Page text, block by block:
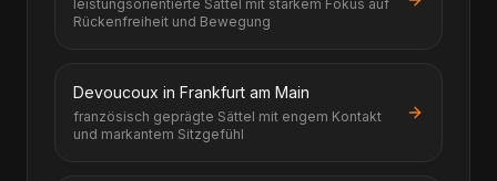
leistungsorientierte Sättel mit starkem Fokus auf
Rückenfreiheit und Bewegung
Devoucoux in Frankfurt am Main
französisch geprägte Sättel mit engem Kontakt
und markantem Sitzgefühl